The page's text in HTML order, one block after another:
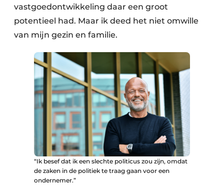
vastgoedontwikkeling daar een groot
potentieel had. Maar ik deed het niet omwille
van mijn gezin en familie.
“Ik besef dat ik een slechte politicus zou zijn, omdat
de zaken in de politiek te traag gaan voor een
ondernemer.”